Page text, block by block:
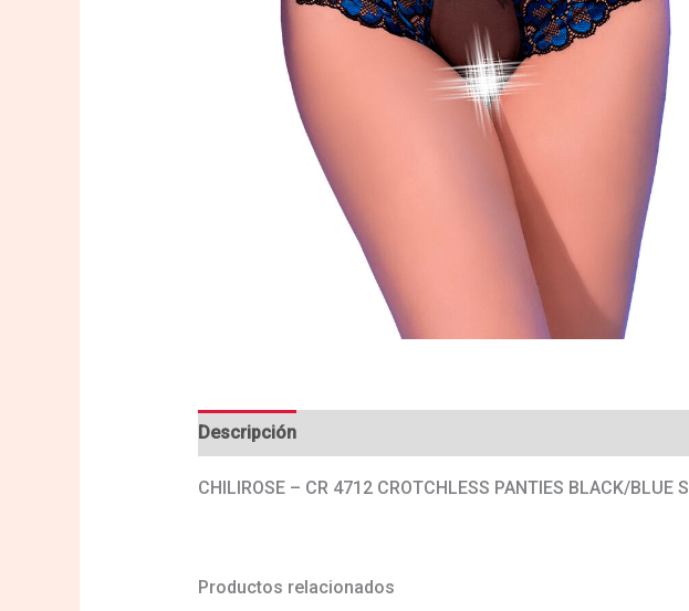
Descripción
CHILIROSE – CR 4712 CROTCHLESS PANTIES BLACK/BLUE S
Productos relacionados